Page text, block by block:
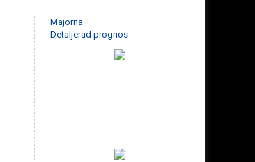
Majorna
Detaljerad prognos